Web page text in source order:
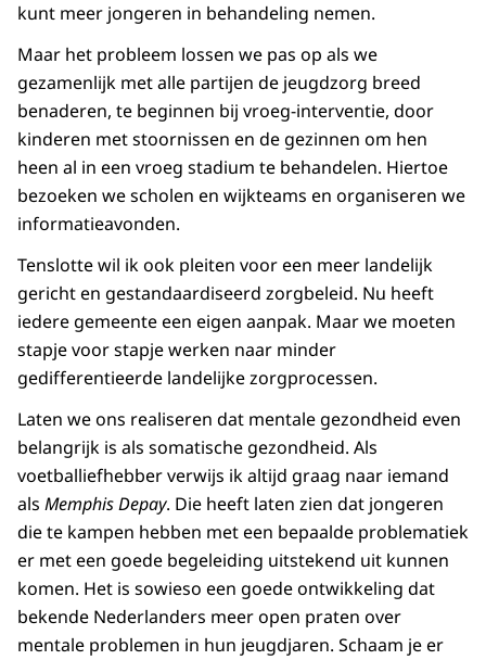
kunt meer jongeren in behandeling nemen.
Maar het probleem lossen we pas op als we
gezamenlijk met alle partijen de jeugdzorg breed
benaderen, te beginnen bij vroeg-interventie, door
kinderen met stoornissen en de gezinnen om hen
heen al in een vroeg stadium te behandelen. Hiertoe
bezoeken we scholen en wijkteams en organiseren we
informatieavonden.
Tenslotte wil ik ook pleiten voor een meer landelijk
gericht en gestandaardiseerd zorgbeleid. Nu heeft
iedere gemeente een eigen aanpak. Maar we moeten
stapje voor stapje werken naar minder
gedifferentieerde landelijke zorgprocessen.
Laten we ons realiseren dat mentale gezondheid even
belangrijk is als somatische gezondheid. Als
voetballiefhebber verwijs ik altijd graag naar iemand
als Memphis Depay. Die heeft laten zien dat jongeren
die te kampen hebben met een bepaalde problematiek
er met een goede begeleiding uitstekend uit kunnen
komen. Het is sowieso een goede ontwikkeling dat
bekende Nederlanders meer open praten over
mentale problemen in hun jeugdjaren. Schaam je er